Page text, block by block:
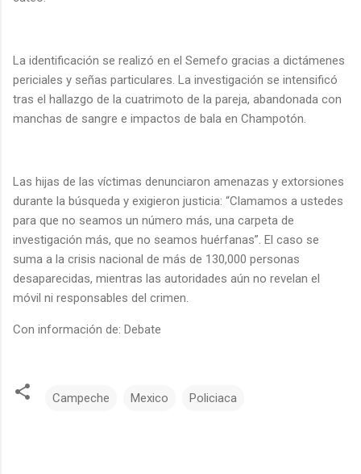
La identificación se realizó en el Semefo gracias a dictámenes
periciales y señas particulares. La investigación se intensificó
tras el hallazgo de la cuatrimoto de la pareja, abandonada con
manchas de sangre e impactos de bala en Champotón.
Las hijas de las víctimas denunciaron amenazas y extorsiones
durante la búsqueda y exigieron justicia: “Clamamos a ustedes
para que no seamos un número más, una carpeta de
investigación más, que no seamos huérfanas”. El caso se
suma a la crisis nacional de más de 130,000 personas
desaparecidas, mientras las autoridades aún no revelan el
móvil ni responsables del crimen.
Con información de: Debate
Campeche Mexico Policiaca